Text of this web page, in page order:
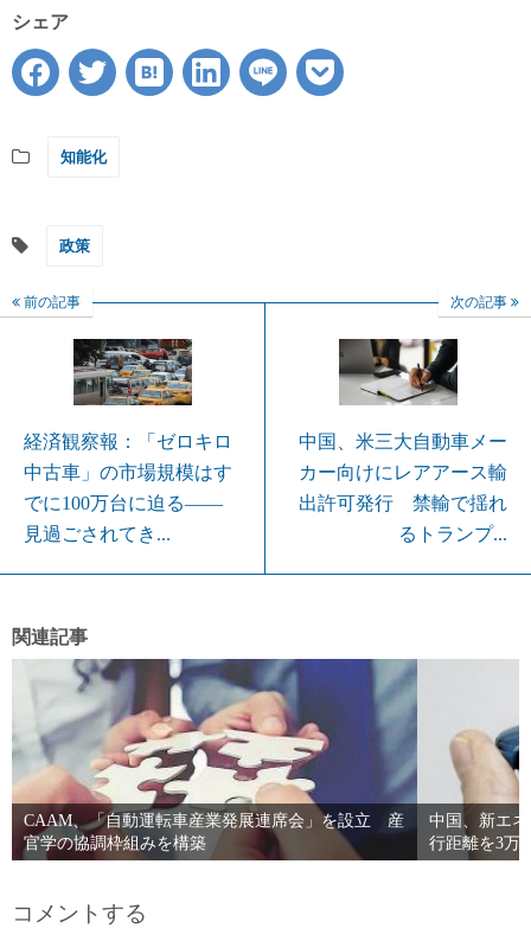
シェア
知能化
政策
前の記事
経済観察報：「ゼロキロ
中古車」の市場規模はす
でに100万台に迫る――
見過ごされてき...
次の記事
中国、米三大自動車メー
カー向けにレアアース輸
出許可発行 禁輸で揺れ
るトランプ...
関連記事
CAAM、「自動運転車産業発展連席会」を設立 産
官学の協調枠組みを構築
中国、新エ
行距離を3万
コメントする